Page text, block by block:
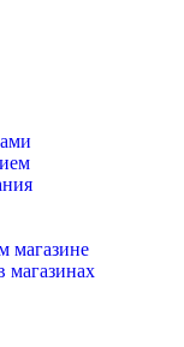
магазине
магазинах